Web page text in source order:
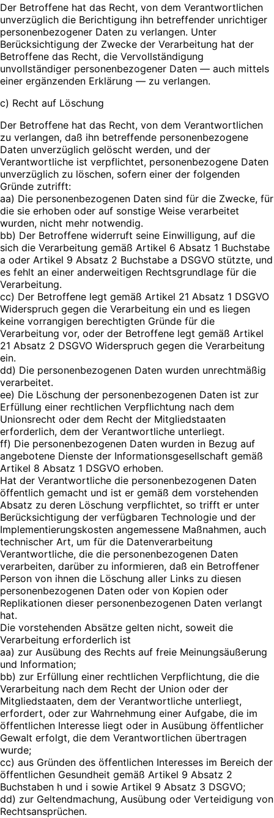
Der Betroffene hat das Recht, von dem Verantwortlichen
unverzüglich die Berichtigung ihn betreffender unrichtiger
personenbezogener Daten zu verlangen. Unter
Berücksichtigung der Zwecke der Verarbeitung hat der
Betroffene das Recht, die Vervollständigung
unvollständiger personenbezogener Daten — auch mittels
einer ergänzenden Erklärung — zu verlangen.
c) Recht auf Löschung
Der Betroffene hat das Recht, von dem Verantwortlichen
zu verlangen, daß ihn betreffende personenbezogene
Daten unverzüglich gelöscht werden, und der
Verantwortliche ist verpflichtet, personenbezogene Daten
unverzüglich zu löschen, sofern einer der folgenden
Gründe zutrifft:
aa) Die personenbezogenen Daten sind für die Zwecke, für
die sie erhoben oder auf sonstige Weise verarbeitet
wurden, nicht mehr notwendig.
bb) Der Betroffene widerruft seine Einwilligung, auf die
sich die Verarbeitung gemäß Artikel 6 Absatz 1 Buchstabe
a oder Artikel 9 Absatz 2 Buchstabe a DSGVO stützte, und
es fehlt an einer anderweitigen Rechtsgrundlage für die
Verarbeitung.
cc) Der Betroffene legt gemäß Artikel 21 Absatz 1 DSGVO
Widerspruch gegen die Verarbeitung ein und es liegen
keine vorrangigen berechtigten Gründe für die
Verarbeitung vor, oder der Betroffene legt gemäß Artikel
21 Absatz 2 DSGVO Widerspruch gegen die Verarbeitung
ein.
dd) Die personenbezogenen Daten wurden unrechtmäßig
verarbeitet.
ee) Die Löschung der personenbezogenen Daten ist zur
Erfüllung einer rechtlichen Verpflichtung nach dem
Unionsrecht oder dem Recht der Mitgliedstaaten
erforderlich, dem der Verantwortliche unterliegt.
ff) Die personenbezogenen Daten wurden in Bezug auf
angebotene Dienste der Informationsgesellschaft gemäß
Artikel 8 Absatz 1 DSGVO erhoben.
Hat der Verantwortliche die personenbezogenen Daten
öffentlich gemacht und ist er gemäß dem vorstehenden
Absatz zu deren Löschung verpflichtet, so trifft er unter
Berücksichtigung der verfügbaren Technologie und der
Implementierungskosten angemessene Maßnahmen, auch
technischer Art, um für die Datenverarbeitung
Verantwortliche, die die personenbezogenen Daten
verarbeiten, darüber zu informieren, daß ein Betroffener
Person von ihnen die Löschung aller Links zu diesen
personenbezogenen Daten oder von Kopien oder
Replikationen dieser personenbezogenen Daten verlangt
hat.
Die vorstehenden Absätze gelten nicht, soweit die
Verarbeitung erforderlich ist
aa) zur Ausübung des Rechts auf freie Meinungsäußerung
und Information;
bb) zur Erfüllung einer rechtlichen Verpflichtung, die die
Verarbeitung nach dem Recht der Union oder der
Mitgliedstaaten, dem der Verantwortliche unterliegt,
erfordert, oder zur Wahrnehmung einer Aufgabe, die im
öffentlichen Interesse liegt oder in Ausübung öffentlicher
Gewalt erfolgt, die dem Verantwortlichen übertragen
wurde;
cc) aus Gründen des öffentlichen Interesses im Bereich der
öffentlichen Gesundheit gemäß Artikel 9 Absatz 2
Buchstaben h und i sowie Artikel 9 Absatz 3 DSGVO;
dd) zur Geltendmachung, Ausübung oder Verteidigung von
Rechtsansprüchen.